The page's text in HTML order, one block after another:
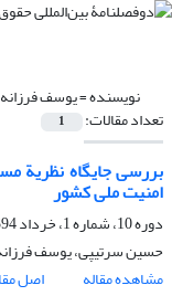
نویسنده =یوسف فرزانه
تعداد مقالات: 1
بررسی جایگاه نظریة
امنیت ملی کشور
دوره 10، شماره 1، خرداد 1394، صفحه
حسین سرتیپی، یوسف
مشاهده مقاله
اصل